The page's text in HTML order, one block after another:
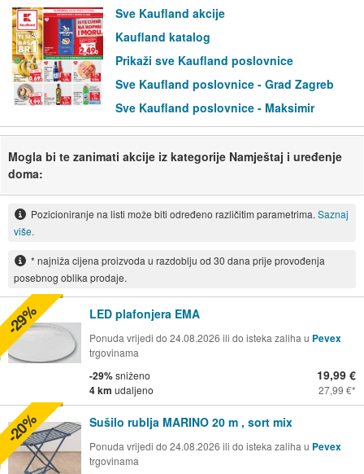
Sve Kaufland akcije
Kaufland katalog
Prikaži sve Kaufland poslovnice
Sve Kaufland poslovnice - Grad Zagreb
Sve Kaufland poslovnice - Maksimir
Mogla bi te zanimati akcije iz kategorije Namještaj i uređenje
doma:
Pozicioniranje na listi može biti određeno različitim parametrima. Saznaj
više.
* najniža cijena proizvoda u razdoblju od 30 dana prije provođenja
posebnog oblika prodaje.
LED plafonjera EMA
Ponuda vrijedi do 24.08.2026 ili do isteka zaliha u Pevex
trgovinama
-29%sniženo
4 km udaljeno
19,99 €
27,99 €
-29%
Sušilo rublja MARINO 20 m , sort mix
Ponuda vrijedi do 24.08.2026 ili do isteka zaliha u Pevex
trgovinama
-20%